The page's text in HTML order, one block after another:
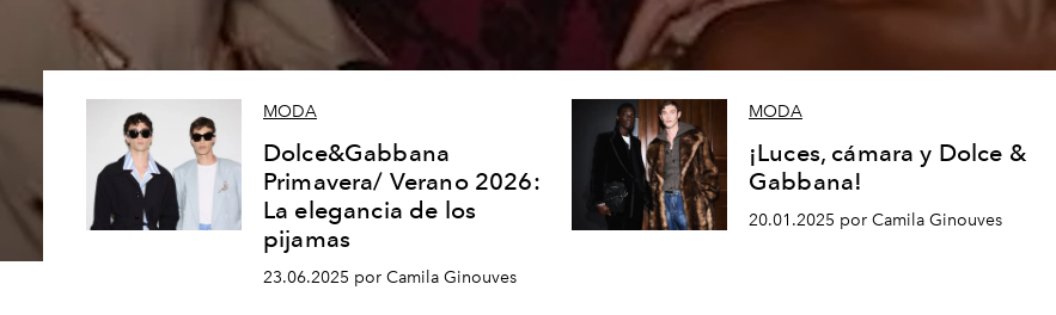
MODA
Dolce&Gabbana
Primavera/ Verano 2026:
La elegancia de los
pijamas
23.06.2025 por Camila Ginouves
MODA
¡Luces, cámara y Dolce &
Gabbana!
20.01.2025 por Camila Ginouves